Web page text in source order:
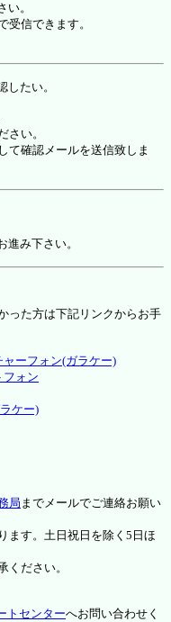
。
受信できます。
たい。
さい。
て確認メールを送信致しま
進み下さい。
った方は下記リンクからお手
ーフォン(ガラケー)
ォン
ケー)
局 までメールでご連絡お願い
ます。土日祝日を除く5日ほ
ください。
トセンターへお問い合わせく